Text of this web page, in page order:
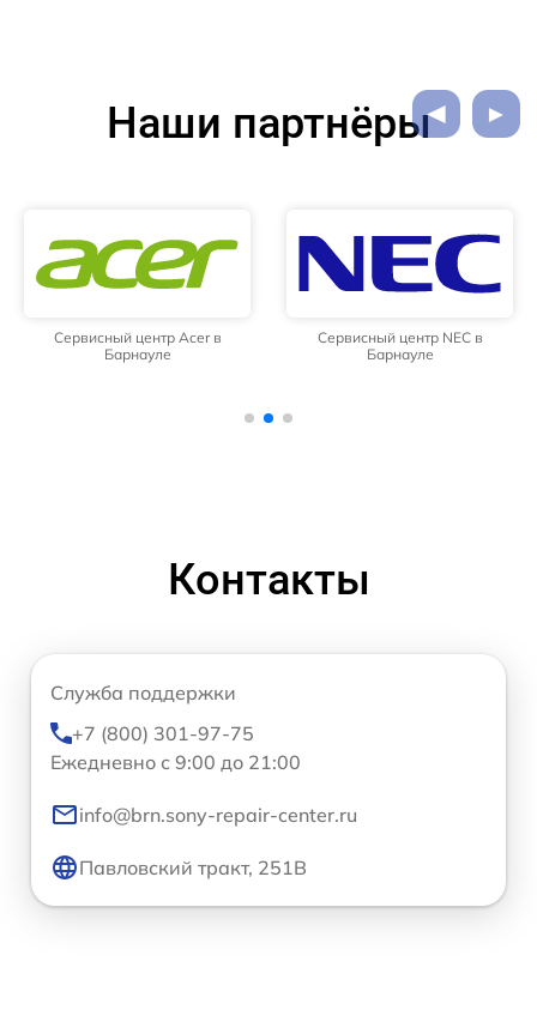
Наши партнёры
Сервисный центр Acer в
Барнауле
Сервисный центр NEC в
Барнауле
Контакты
Служба поддержки
+7 (800) 301-97-75
Ежедневно с 9:00 до 21:00
info@brn.sony-repair-center.ru
Павловский тракт, 251В